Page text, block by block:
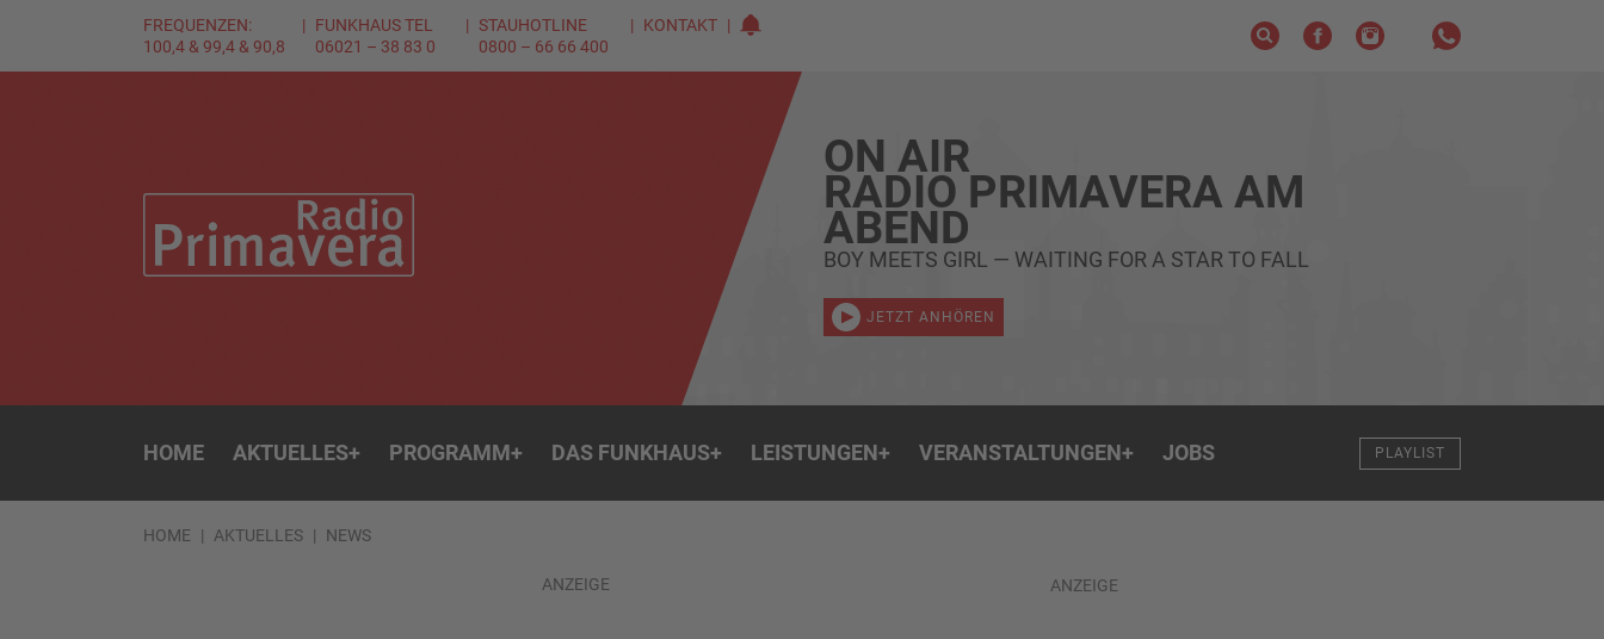
FREQUENZEN:
100,4 & 99,4 & 90,8
FUNKHAUS TEL
06021 – 38 83 0
STAUHOTLINE
0800 – 66 66 400
KONTAKT
ON AIR
RADIO PRIMAVERA AM
ABEND
BOY MEETS GIRL — WAITING FOR A STAR TO FALL
JETZT ANHÖREN
HOME AKTUELLES+ PROGRAMM+ DAS FUNKHAUS+ LEISTUNGEN+ VERANSTALTUNGEN+ JOBS PLAYLIST
HOME AKTUELLES NEWS
ANZEIGE ANZEIGE